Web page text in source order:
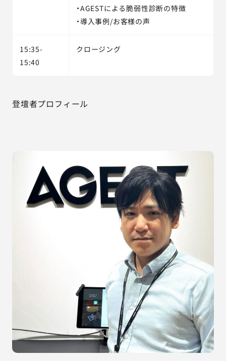
・AGESTによる脆弱性診断の特徴
・導入事例/お客様の声
15:35-
15:40
クロージング
登壇者プロフィール